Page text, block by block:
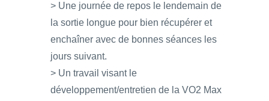
> Une journée de repos le lendemain de
la sortie longue pour bien récupérer et
enchaîner avec de bonnes séances les
jours suivant.
> Un travail visant le
développement/entretien de la VO2 Max